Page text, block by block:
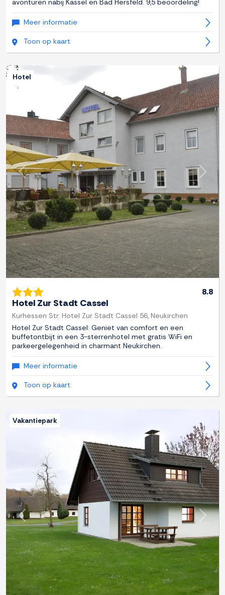
avonturen nabij Kassel en Bad Hersfeld. 9,5 beoordeling!
Meer informatie
Toon op kaart
Previous Next
Hotel
8.8
Hotel Zur Stadt Cassel
Kurhessen Str. Hotel Zur Stadt Cassel 56, Neukirchen
Hotel Zur Stadt Cassel: Geniet van comfort en een
buffetontbijt in een 3-sterrenhotel met gratis WiFi en
parkeergelegenheid in charmant Neukirchen.
Meer informatie
Toon op kaart
Previous Next
Vakantiepark